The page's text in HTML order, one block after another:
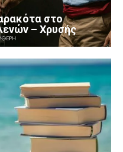
στο
– Χρυσής